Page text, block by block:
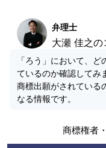
弁理士
大瀬 佳之の
「ろう」において、
ているのか確認してみ
商標出願がされている
なる情報です。
商標権者